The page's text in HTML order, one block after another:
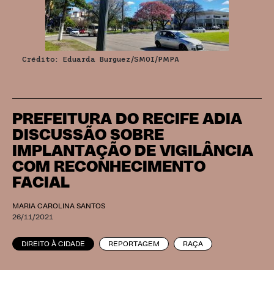
PREFEITURA DO RECIFE ADIA
DISCUSSÃO SOBRE
IMPLANTAÇÃO DE VIGILÂNCIA
COM RECONHECIMENTO
FACIAL
MARIA CAROLINA SANTOS
26/11/2021
DIREITO À CIDADE REPORTAGEM RAÇA
Crédito: Eduarda Burguez/SMOI/PMPA